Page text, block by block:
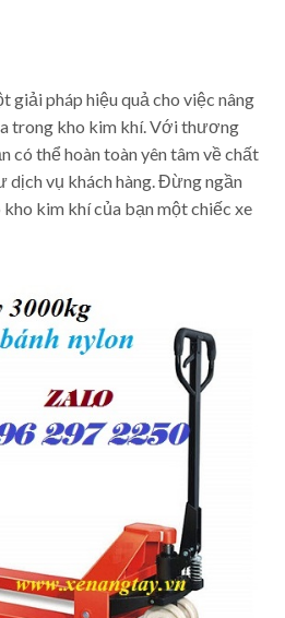
giải pháp hiệu quả cho việc nâng
trong kho kim khí. Với thương
có thể hoàn toàn yên tâm về chất
dịch vụ khách hàng. Đừng ngần
kim khí của bạn một chiếc xe